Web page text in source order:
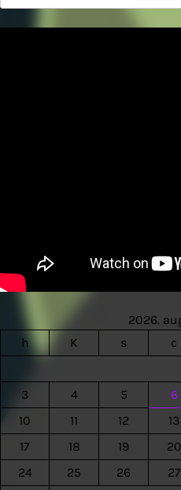
2026.
h
K s c
3
4 5 6
10
11 12 13
17
18 19 20
24
25 26 27